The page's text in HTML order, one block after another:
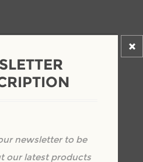
+
newsletter to be
our latest products